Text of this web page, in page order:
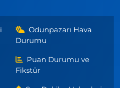
Odunpazarı Hava
Durumu
Puan Durumu ve
Fikstür